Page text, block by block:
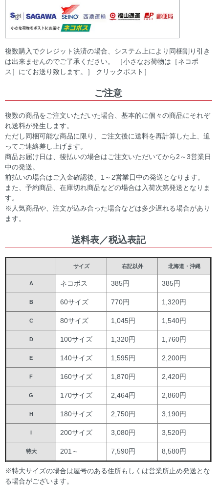
複数購入でクレジット決済の場合、システム上により同梱割り引き
は出来ませんのでご了承ください。 ［小さなお荷物は［ネコポ
ス］にてお送り致します。］ クリックポスト］
ご注意
複数の商品をご注文いただいた場合、基本的に個々の商品にそれぞ
れ送料が発生します。
ただし同梱可能な商品に限り、ご注文後に送料を再計算した上、追
ってご連絡差し上げます。
商品お届け日は、後払いの場合はご注文いただいてから2～3営業日
中の発送。
前払いの場合はご入金確認後、1～2営業日中の発送となります。
また、予約商品、在庫切れ商品などの場合は入荷次第発送となりま
す。
※人気商品や、注文が込み合った場合などは多少遅れる場合があり
ます。
送料表／税込表記
サイズ 右記以外 北海道・沖縄
A ネコポス 385円 385円
B 60サイズ 770円 1,320円
C 80サイズ 1,045円 1,540円
D 100サイズ 1,320円 1,760円
E 140サイズ 1,595円 2,200円
F 160サイズ 1,870円 2,420円
G 170サイズ 2,464円 2,860円
H 180サイズ 2,750円 3,190円
I 200サイズ 3,080円 3,520円
特大 201～ 7,590円 8,580円
※特大サイズの場合は屋号のある住所もしくは営業所止め発送とな
る場合がございます。